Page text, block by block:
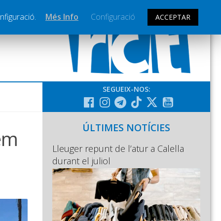
SEGUEIX-NOS:
ÚLTIMES NOTÍCIES
Lleuger repunt de l’atur a Calella
durant el juliol
Més Info Configuració ACCEPTAR